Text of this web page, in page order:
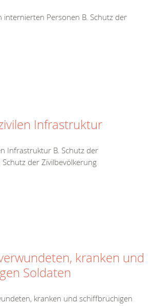
internierten Personen B. Schutz der
Infrastruktur
Infrastruktur B. Schutz der
Schutz der Zivilbevölkerung
kranken und
Soldaten
kranken und schiffbrüchigen